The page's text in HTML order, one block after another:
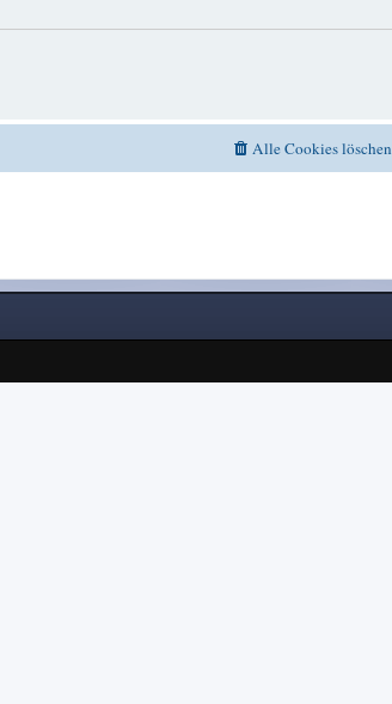
Alle Cookies löschen